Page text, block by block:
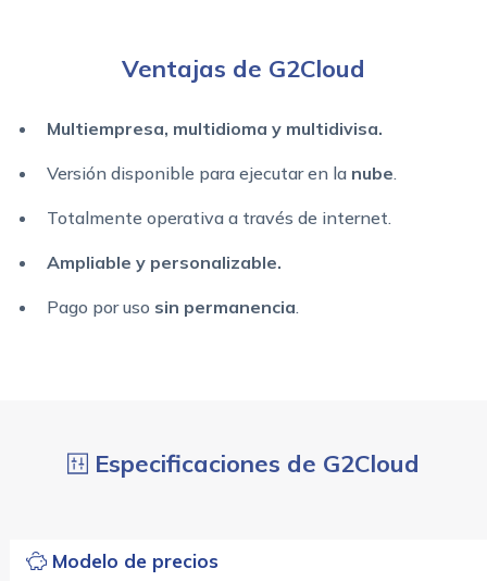
Ventajas de G2Cloud
Multiempresa, multidioma y multidivisa.
Versión disponible para ejecutar en la nube
Totalmente operativa a través de internet.
Ampliable y personalizable.
Pago por uso sin permanencia
Especificaciones de G2Cloud
Modelo de precios